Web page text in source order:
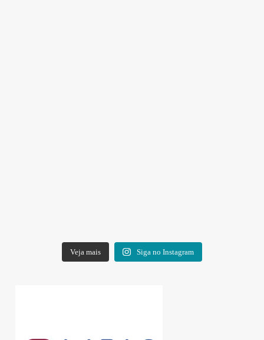
Veja mais Siga no Instagram